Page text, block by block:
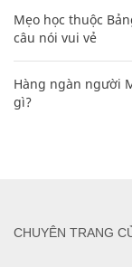
Mẹo học thuộc
câu nói vui vẻ
Hàng ngàn người
gì?
CHUYÊN TRANG